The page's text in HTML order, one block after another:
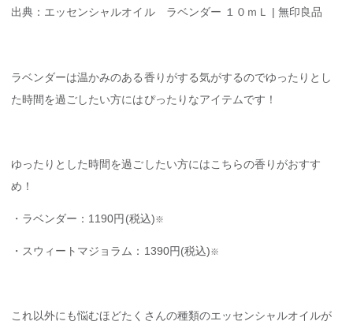
出典：エッセンシャルオイル ラベンダー １０ｍＬ | 無印良品
ラベンダーは温かみのある香りがする気がするのでゆったりとし
た時間を過ごしたい方にはぴったりなアイテムです！
ゆったりとした時間を過ごしたい方にはこちらの香りがおすす
め！
・ラベンダー：1190円(税込)※
・スウィートマジョラム：1390円(税込)※
これ以外にも悩むほどたくさんの種類のエッセンシャルオイルが